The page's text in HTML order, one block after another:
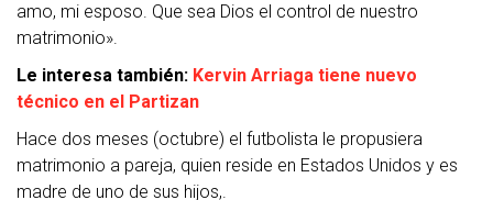
amo, mi esposo. Que sea Dios el control de nuestro
matrimonio».
Le interesa también: Kervin Arriaga tiene nuevo
técnico en el Partizan
Hace dos meses (octubre) el futbolista le propusiera
matrimonio a pareja, quien reside en Estados Unidos y es
madre de uno de sus hijos,.